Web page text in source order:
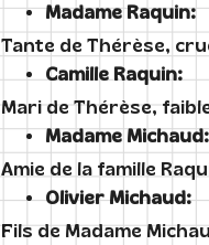
Madame Raquin:
Tante de Thérèse,
Camille Raquin:
Mari de Thérèse,
Madame Michaud:
Amie de la famille
Olivier Michaud:
Fils de Madame